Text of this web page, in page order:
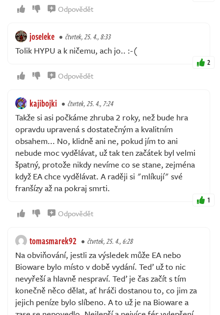
Odpovědět
joseleke čtvrtek, 25. 4., 8:33
Tolik HYPU a k ničemu, ach jo.. :-(
2
Odpovědět
kajibojki čtvrtek, 25. 4., 7:24
Takže si asi počkáme zhruba 2 roky, než bude hra
opravdu upravená s dostatečným a kvalitním
obsahem... No, klidně ani ne, pokud jím to ani
nebude moc vydělávat, už tak ten začátek byl velmi
špatný, protože nikdy nevíme co se stane, zejména
když EA chce vydělávat. A raději si "mlíkují" své
franšízy až na pokraj smrti.
1
Odpovědět
tomasmarek92 čtvrtek, 25. 4., 6:28
Na obviňování, jestli za výsledek může EA nebo
Bioware bylo místo v době vydání. Teď už to nic
nevyřeší a hlavně nespraví. Teď je čas začít s tím
konečně něco dělat, ať hráči dostanou to, co jim za
jejich peníze bylo slíbeno. A to už je na Bioware a